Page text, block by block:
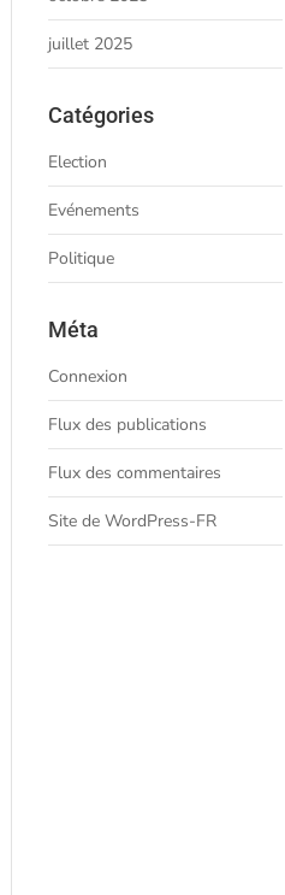
juillet 2025
Catégories
Election
Evénements
Politique
Méta
Connexion
Flux des publications
Flux des commentaires
Site de WordPress-FR